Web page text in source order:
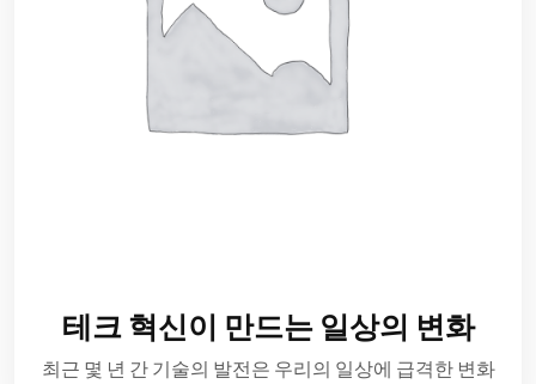
테크 혁신이 만드는 일상의 변화
최근 몇 년 간 기술의 발전은 우리의 일상에 급격한 변화